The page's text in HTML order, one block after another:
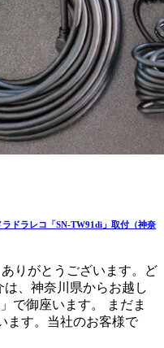
ドラレコ「SN-TW91di」取付（神奈
りがとうございます。ど
、神奈川県からお越し
で御座います。 まだま
ます。当社のお客様で